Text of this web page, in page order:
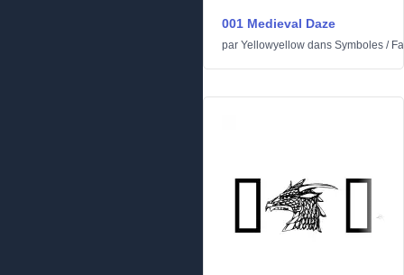
001 Medieval Daze
par Yellowyellow dans Symboles /